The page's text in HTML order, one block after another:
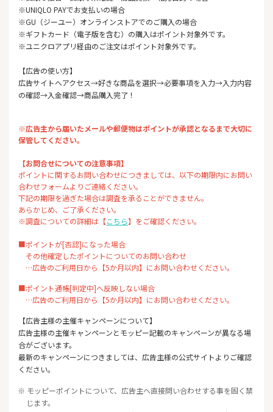
※UNIQLO PAYでお支払いの場合
※GU（ジーユー）オンラインストアでのご購入の場合
※ギフトカード（電子版を含む）の購入はポイント対象外です。
※ユニクロアプリ経由のご注文はポイント対象外です。
【広告の使い方】
広告サイトへアクセス→好きな商品を選択→必要事項を入力→入力内容
の確認→入金確認→商品購入完了！
※広告主から届いたメールや郵便物はポイントが承認となるまで大切に
保管してください。
【お問合せについての注意事項】
ポイントに関するお問い合わせにつきましては、以下の期限内にお問い
合わせフォームよりご連絡ください。
下記の期限を過ぎた場合は調査を承ることができません。
あらかじめ、ご了承ください。
※調査についての詳細は【こちら】をご確認ください。
■ポイントが[否認]になった場合
その他確定したポイントについてのお問い合わせ
…広告のご利用日から【5か月以内】にお問い合わせください。
■ポイント通帳[判定中]へ反映しない場合
…広告のご利用日から【5か月以内】にお問い合わせください。
【広告主様の主催キャンペーンについて】
広告主様の主催キャンペーンとモッピー記載のキャンペーンが異なる場
合がございます。
最新のキャンペーンにつきましては、広告主様の公式サイトよりご確認
ください。
※ モッピーポイントについて、広告主へ直接問い合わせする事を固く禁
じます。